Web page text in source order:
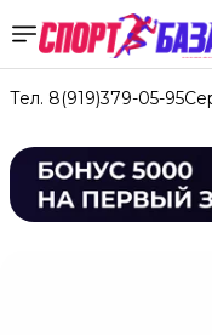
Тел. 8(919)379-05-95